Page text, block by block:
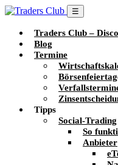
☰
Traders Club –
Blog
Termine
Tipps
Social-Trading
So
Anbieter